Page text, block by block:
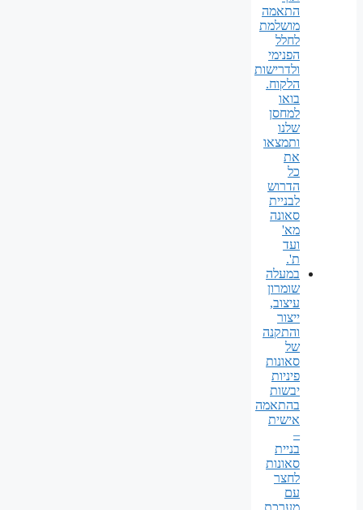
התאמה
מושלמת
לחלל
הפנימי
ולדרישות
הלקוח.
בואו
למחסן
שלנו
ותמצאו
את
כל
הדרוש
לבניית
סאונה
מא'
ועד
ת'.
במעלה
שומרון
עיצוב,
ייצור
והתקנה
של
סאונות
פיניות
יבשות
בהתאמה
אישית
–
בניית
סאונות
לחצר
עם